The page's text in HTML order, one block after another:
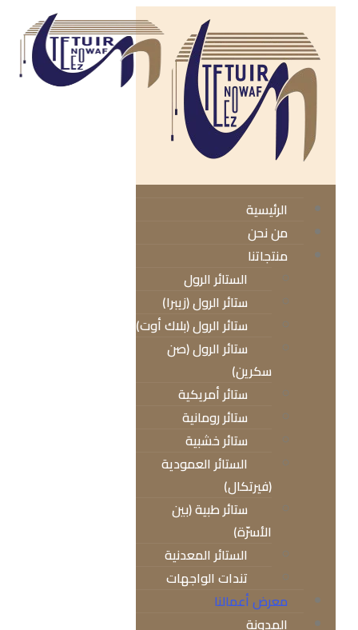
الرئيسية
من نحن
منتجاتنا
الستائر الرول
ستائر الرول (زيبرا)
ستائر الرول (بلاك أوت)
ستائر الرول (صن
سكرين)
ستائر أمريكية
ستائر رومانية
ستائر خشبية
الستائر العمودية
(فيرتكال)
ستائر طبية (بين
الأسرّة)
الستائر المعدنية
تندات الواجهات
معرض أعمالنا
المدونة